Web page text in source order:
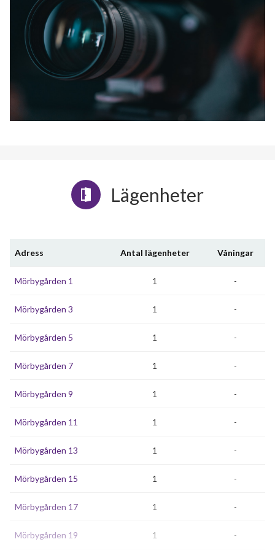
Lägenheter
Adress Antal lägenheter Våningar
Mörbygården 1 1 -
Mörbygården 3 1 -
Mörbygården 5 1 -
Mörbygården 7 1 -
Mörbygården 9 1 -
Mörbygården 11 1 -
Mörbygården 13 1 -
Mörbygården 15 1 -
Mörbygården 17 1 -
Mörbygården 19 1 -